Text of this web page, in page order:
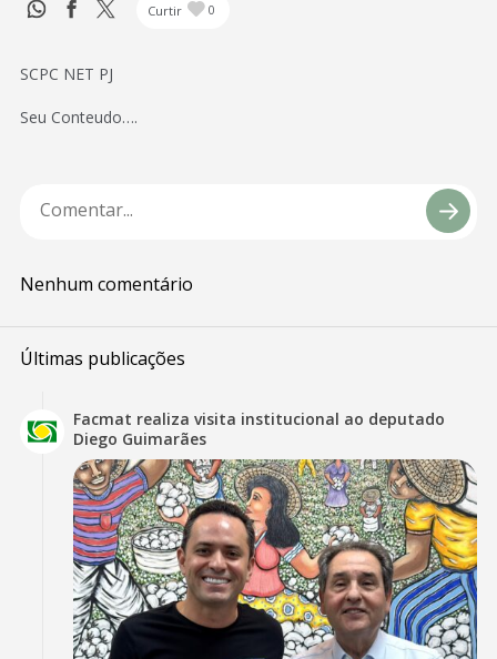
Curtir 0
SCPC NET PJ
Seu Conteudo….
Nenhum comentário
Últimas publicações
Facmat realiza visita institucional ao deputado
Diego Guimarães